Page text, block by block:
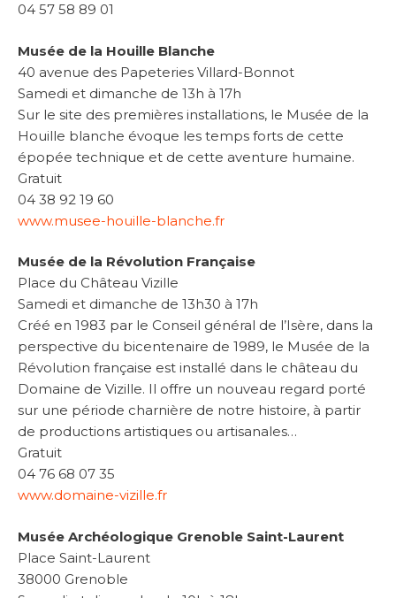
04 57 58 89 01
Musée de la Houille Blanche
40 avenue des Papeteries Villard-Bonnot
Samedi et dimanche de 13h à 17h
Sur le site des premières installations, le Musée de la
Houille blanche évoque les temps forts de cette
épopée technique et de cette aventure humaine.
Gratuit
04 38 92 19 60
www.musee-houille-blanche.fr
Musée de la Révolution Française
Place du Château Vizille
Samedi et dimanche de 13h30 à 17h
Créé en 1983 par le Conseil général de l’Isère, dans la
perspective du bicentenaire de 1989, le Musée de la
Révolution française est installé dans le château du
Domaine de Vizille. Il offre un nouveau regard porté
sur une période charnière de notre histoire, à partir
de productions artistiques ou artisanales…
Gratuit
04 76 68 07 35
www.domaine-vizille.fr
Musée Archéologique Grenoble Saint-Laurent
Place Saint-Laurent
38000 Grenoble